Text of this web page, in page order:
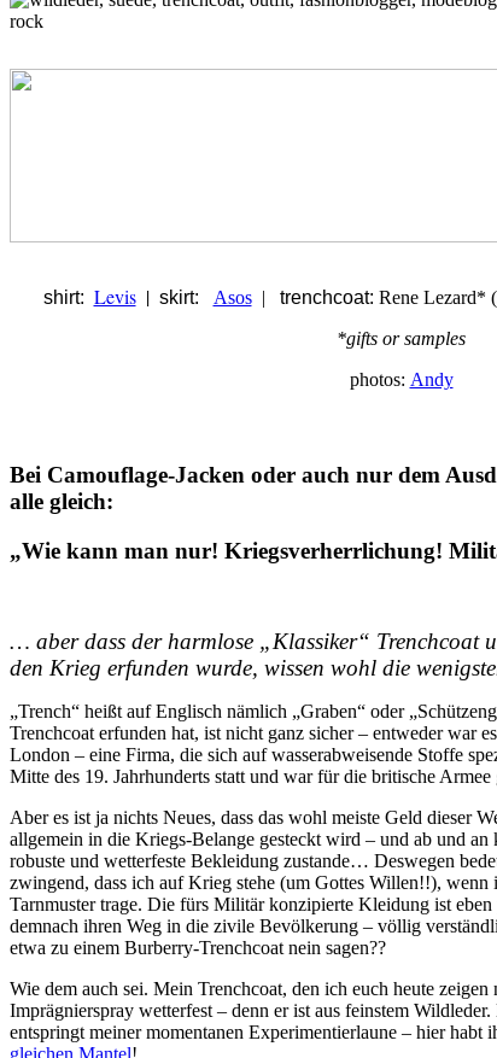
shirt: Levis |skirt: Asos| trenchcoat: Rene Lezard*
*gifts or samples
photos: Andy
Bei Camouflage-Jacken oder auch nur dem
alle gleich:
„Wie kann man nur! Kriegsverherrlichung!
… aber dass der harmlose „Klassiker“ Trenchcoat
den Krieg erfunden wurde, wissen wohl die
„Trench“ heißt auf Englisch nämlich „Graben“ oder
Trenchcoat erfunden hat, ist nicht ganz sicher – entweder war
London – eine Firma, die sich auf wasserabweisende Stoffe
Mitte des 19. Jahrhunderts statt und war für die britische Armee
Aber es ist ja nichts Neues, dass das wohl meiste Geld dieser
allgemein in die Kriegs-Belange gesteckt wird – und ab und an
robuste und wetterfeste Bekleidung zustande… Deswegen
zwingend, dass ich auf Krieg stehe (um Gottes Willen!!), wenn
Tarnmuster trage. Die fürs Militär konzipierte Kleidung ist
demnach ihren Weg in die zivile Bevölkerung – völlig
etwa zu einem Burberry-Trenchcoat nein sagen??
Wie dem auch sei. Mein Trenchcoat, den ich euch heute
Imprägnierspray wetterfest – denn er ist aus feinstem
entspringt meiner momentanen Experimentierlaune – hier habt
gleichen Mantel!